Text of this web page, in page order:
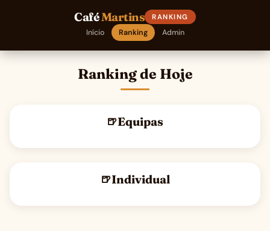
CaféMartins RANKING
Início Ranking Admin
Ranking de Hoje
Equipas
Individual